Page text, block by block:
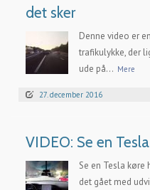
det sker
Denne video er
trafikulykke, der
ude på... Mere
27. december 2016
VIDEO: Se en
Se en Tesla køre
det gået med